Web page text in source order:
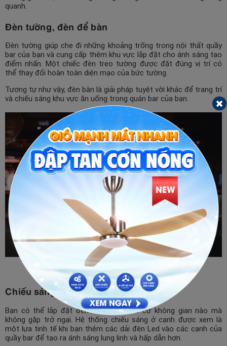
quanh.
Đèn tường, đèn để bàn
Đèn tường giúp che đi những khoảng trống trong nội thất quầy
bar của bạn và cung cấp thêm khu vực lắp đặt cho ánh sáng tạo
điểm nhấn. Một chiếc đèn treo tường được đặt đúng vị trí có
thể thay đổi hoàn toàn diện mạo của bức tường.
Tương tự như vậy, đèn bàn là giải pháp tuyệt vời khác để trang trí
và chiếu sáng khu vực ăn uống trong quán bar của bạn.
Nguồn ảnh: Internet
Chiếu sáng dải đèn LED
Bạn có thể lắp đặt đèn led dây ở bất cứ không gian nào mà
không gặp trở ngại. Hệ thống chiếu sáng ở cạnh được xem là
một lựa tinh tế khi bạn thêm các dải đèn Led vào các cạnh của
quầy bar để tạo ra ánh sáng lung linh và hấp dẫn hơn.